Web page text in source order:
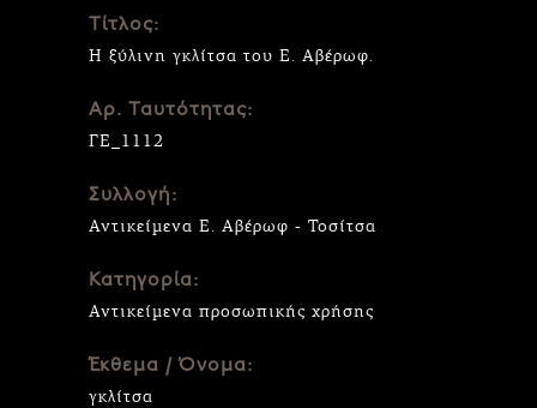
Τίτλος:
Η ξύλινη γκλίτσα του Ε. Αβέρωφ.
Αρ. Ταυτότητας:
ΓΕ_1112
Συλλογή:
Αντικείμενα Ε. Αβέρωφ - Τοσίτσα
Κατηγορία:
Αντικείμενα προσωπικής χρήσης
Έκθεμα / Όνομα:
γκλίτσα